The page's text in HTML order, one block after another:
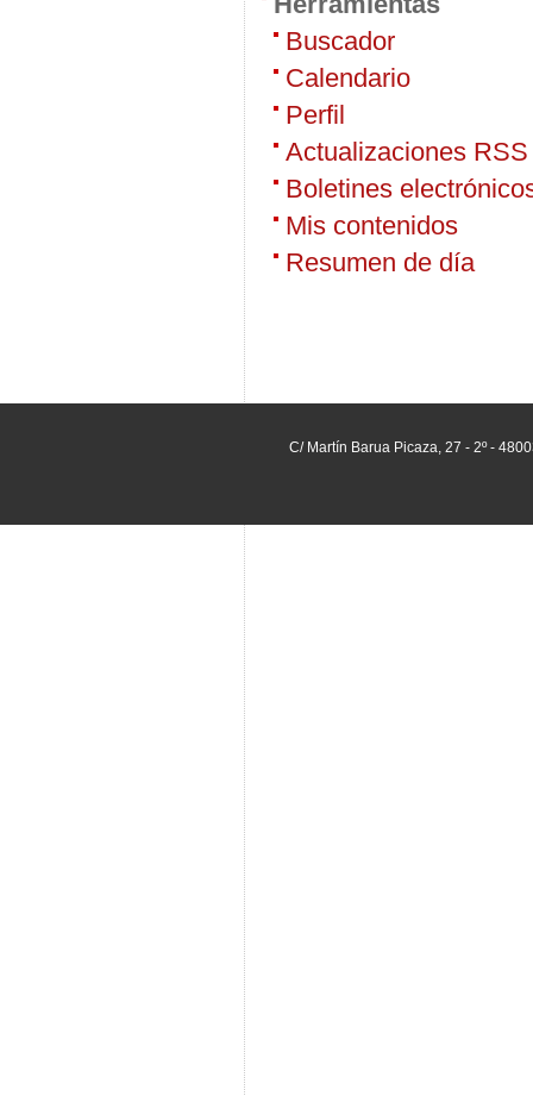
Buscador
Calendario
Perfil
Actualizaciones RSS
Boletines
Mis contenidos
Resumen de día
C/ Martín Barua Picaza, 27 - 2º -